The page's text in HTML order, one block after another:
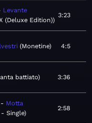
Levante
(Deluxe Edition)
3:23
Monetine 4:5
battiato 3:36
Motta
Single
2:58